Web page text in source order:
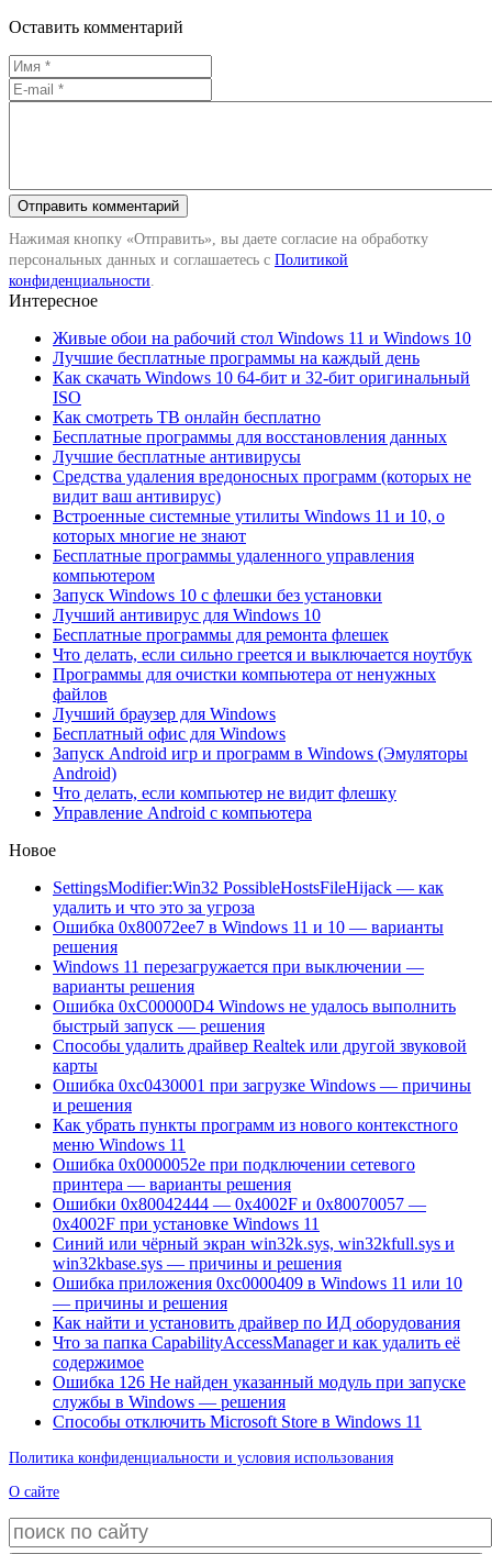
Оставить комментарий
Нажимая кнопку «Отправить», вы даете согласие на обработку
персональных данных и соглашаетесь с Политикой
конфиденциальности
Интересное
Живые обои на рабочий стол Windows 11 и Windows 10
Лучшие бесплатные программы на каждый день
Как скачать Windows 10 64-бит и 32-бит оригинальный
ISO
Как смотреть ТВ онлайн бесплатно
Бесплатные программы для восстановления данных
Лучшие бесплатные антивирусы
Средства удаления вредоносных программ (которых не
видит ваш антивирус)
Встроенные системные утилиты Windows 11 и 10, о
которых многие не знают
Бесплатные программы удаленного управления
компьютером
Запуск Windows 10 с флешки без установки
Лучший антивирус для Windows 10
Бесплатные программы для ремонта флешек
Что делать, если сильно греется и выключается ноутбук
Программы для очистки компьютера от ненужных
файлов
Лучший браузер для Windows
Бесплатный офис для Windows
Запуск Android игр и программ в Windows (Эмуляторы
Android)
Что делать, если компьютер не видит флешку
Управление Android с компьютера
Новое
SettingsModifier:Win32 PossibleHostsFileHijack — как
удалить и что это за угроза
Ошибка 0x80072ee7 в Windows 11 и 10 — варианты
решения
Windows 11 перезагружается при выключении —
варианты решения
Ошибка 0xC00000D4 Windows не удалось выполнить
быстрый запуск — решения
Способы удалить драйвер Realtek или другой звуковой
карты
Ошибка 0xc0430001 при загрузке Windows — причины
и решения
Как убрать пункты программ из нового контекстного
меню Windows 11
Ошибка 0x0000052e при подключении сетевого
принтера — варианты решения
Ошибки 0x80042444 — 0x4002F и 0x80070057 —
0x4002F при установке Windows 11
Синий или чёрный экран win32k.sys, win32kfull.sys и
win32kbase.sys — причины и решения
Ошибка приложения 0xc0000409 в Windows 11 или 10
— причины и решения
Как найти и установить драйвер по ИД оборудования
Что за папка CapabilityAccessManager и как удалить её
содержимое
Ошибка 126 Не найден указанный модуль при запуске
службы в Windows — решения
Способы отключить Microsoft Store в Windows 11
Политика конфиденциальности и условия использования
О сайте